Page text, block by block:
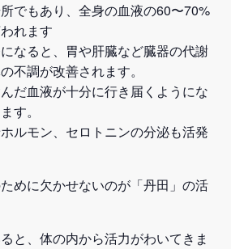
でもあり、全身の血液の60〜70%
れます
なると、胃や肝臓など臓器の代謝
不調が改善されます。
だ血液が十分に行き届くようにな
す。
ルモン、セロトニンの分泌も活発
めに欠かせないのが「丹田」の活
と、体の内から活力がわいてきま